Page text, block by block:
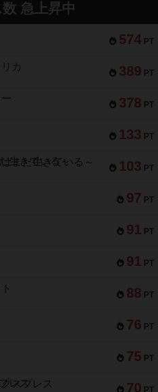
急上昇中
574 PT
389 PT
カ
378 PT
133 PT
103 PT
まだ生きている～
97 PT
91 PT
91 PT
88 PT
76 PT
75 PT
70
スプレス